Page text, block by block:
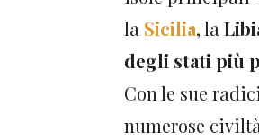
la Sicilia, la
degli stati più
Con le sue
numerose